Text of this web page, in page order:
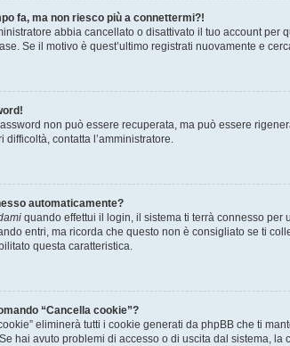
fa, ma non riesco più a connettermi?!
abbia cancellato o disattivato il tuo account
Se il motivo è quest’ultimo registrati nuovamente e
non può essere recuperata, ma può essere
contatta l’amministratore.
automaticamente?
quando effettui il login, il sistema ti terrà connesso
entri, ma ricorda che questo non è consigliato se ti
questa caratteristica.
“Cancella cookie”?
eliminerà tutti i cookie generati da phpBB che ti
hai avuto problemi di accesso o di uscita dal sistema,